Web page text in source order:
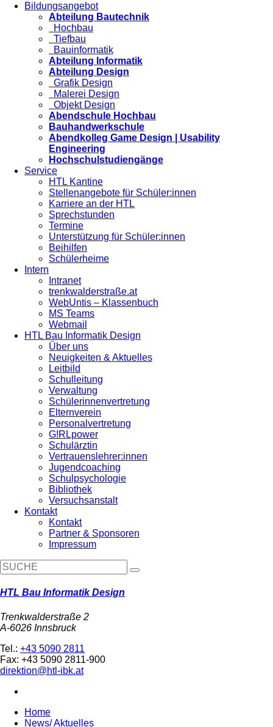
Bildungsangebot
Abteilung Bautechnik
Hochbau
Tiefbau
Bauinformatik
Abteilung Informatik
Abteilung Design
Grafik Design
Malerei Design
Objekt Design
Abendschule Hochbau
Bauhandwerkschule
Abendkolleg Game Design | Usability
Engineering
Hochschulstudiengänge
Service
HTL Kantine
Stellenangebote für Schüler:innen
Karriere an der HTL
Sprechstunden
Termine
Unterstützung für Schüler:innen
Beihilfen
Schülerheime
Intern
Intranet
trenkwalderstraße.at
WebUntis – Klassenbuch
MS Teams
Webmail
HTL Bau Informatik Design
Über uns
Neuigkeiten & Aktuelles
Leitbild
Schulleitung
Verwaltung
Schülerinnenvertretung
Elternverein
Personalvertretung
G!RLpower
Schulärztin
Vertrauenslehrer:innen
Jugendcoaching
Schulpsychologie
Bibliothek
Versuchsanstalt
Kontakt
Kontakt
Partner & Sponsoren
Impressum
HTL Bau Informatik Design
Trenkwalderstraße 2
A-6026 Innsbruck
Tel.: +43 5090 2811
Fax: +43 5090 2811-900
direktion@htl-ibk.at
Home
News/ Aktuelles